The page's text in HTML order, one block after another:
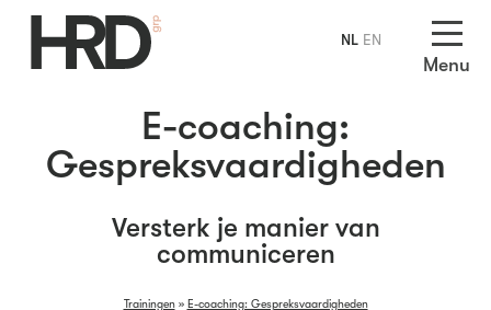
Menu
E-coaching:
Gespreksvaardigheden
Versterk je manier van
communiceren
Trainingen» E-coaching: Gespreksvaardigheden
NL EN